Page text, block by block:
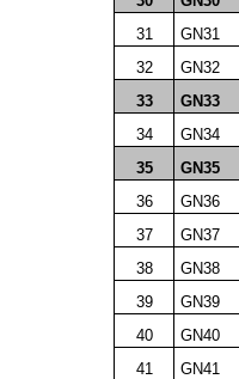
31
GN31
32
GN32
33
GN33
34
GN34
35
GN35
36
GN36
37
GN37
38
GN38
39
GN39
40
GN40
41
GN41